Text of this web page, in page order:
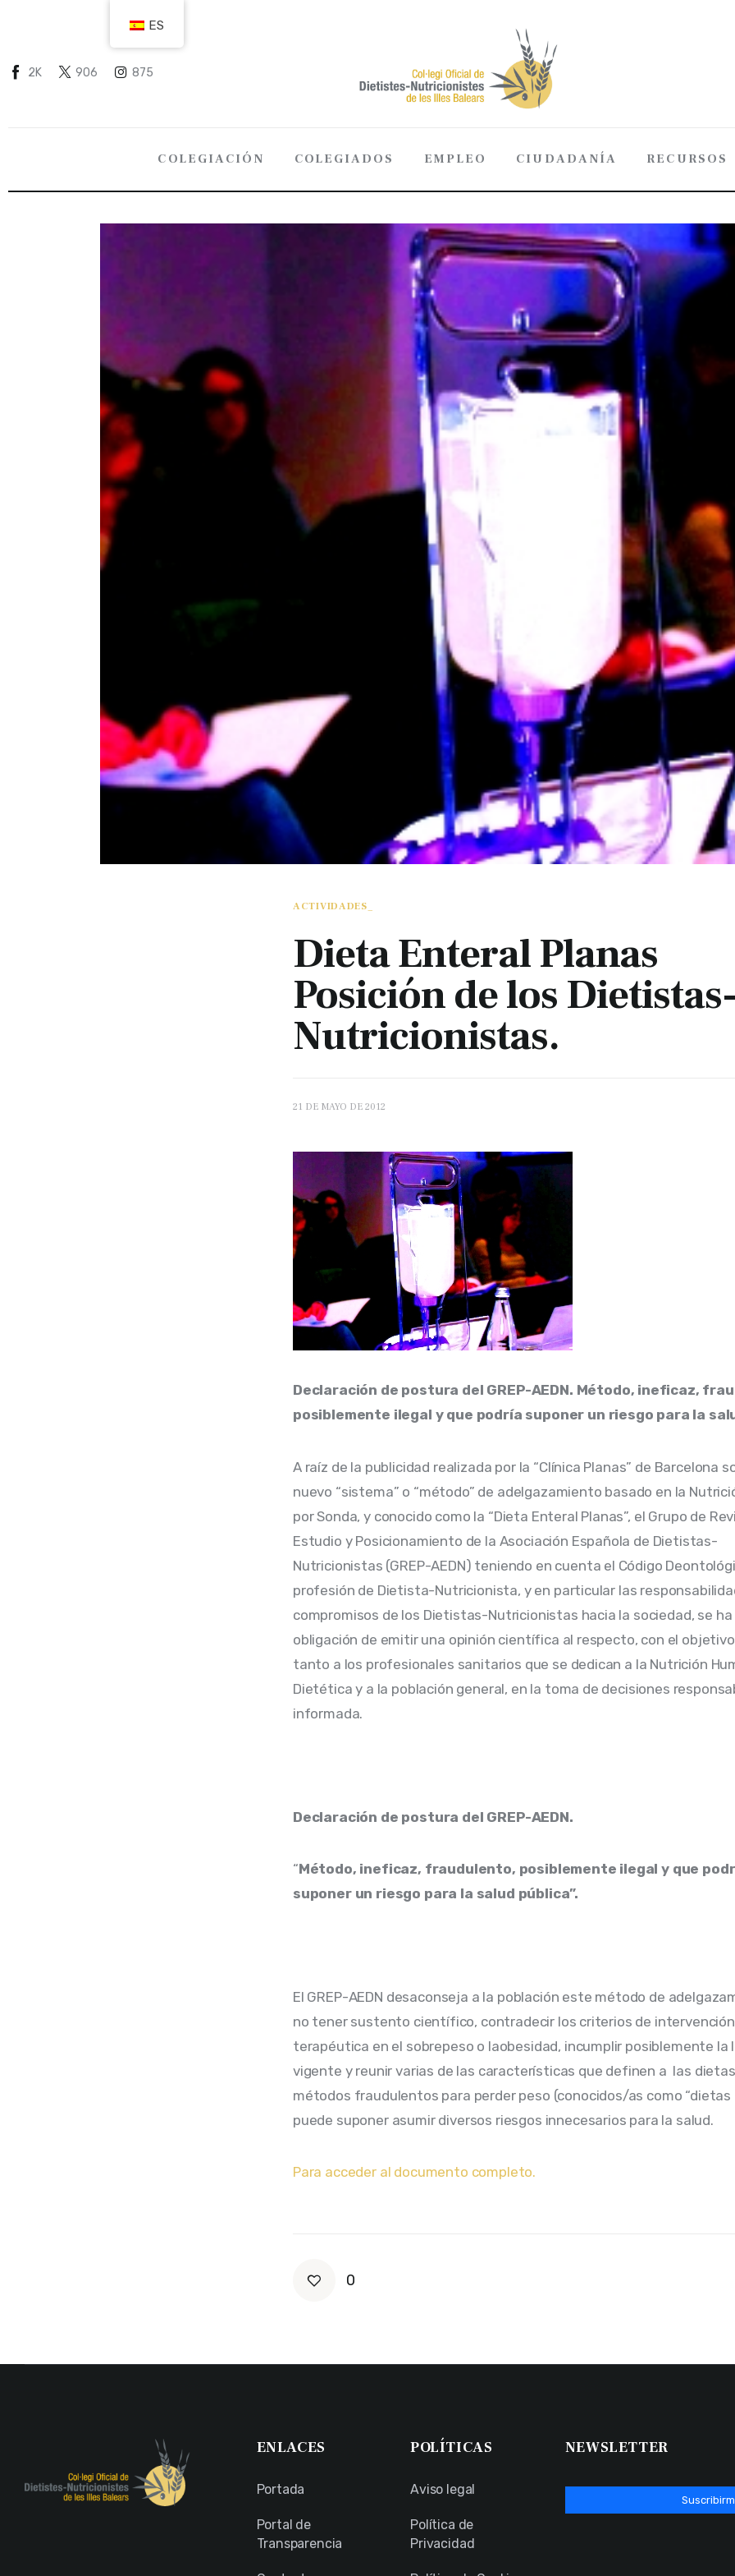
2K 906 875
COLEGIACIÓN COLEGIADOS EMPLEO CIUDADANÍA RECURSOS
COLEGIACIÓN COLEGIADOS EMPLEO CIUDADANÍA RECURSOS
COLEGIADOS
TRANSPARENCIA
ACTIVIDADES_
Dieta Enteral Planas
Posición de los
Nutricionistas.
21 DE MAYO DE 2012
Declaración de postura del GREP-AEDN. Método, ineficaz,
posiblemente ilegal y que podría suponer un riesgo para la
A raíz de la publicidad realizada por la “Clínica Planas” de Barcelona
nuevo “sistema” o “método” de adelgazamiento basado en la
por Sonda, y conocido como la “Dieta Enteral Planas”, el Grupo de
Estudio y Posicionamiento de la Asociación Española de Dietistas-
Nutricionistas (GREP-AEDN) teniendo en cuenta el Código
profesión de Dietista-Nutricionista, y en particular las
compromisos de los Dietistas-Nutricionistas hacia la sociedad, se
obligación de emitir una opinión científica al respecto, con el
tanto a los profesionales sanitarios que se dedican a la Nutrición
Dietética y a la población general, en la toma de decisiones
informada.
Declaración de postura del GREP-AEDN.
“Método, ineficaz, fraudulento, posiblemente ilegal y que
suponer un riesgo para la salud pública”.
El GREP-AEDN desaconseja a la población este método de
no tener sustento científico, contradecir los criterios de
terapéutica en el sobrepeso o laobesidad, incumplir posiblemente la
vigente y reunir varias de las características que definen a  las
métodos fraudulentos para perder peso (conocidos/as como “dietas
puede suponer asumir diversos riesgos innecesarios para la salud.
Para acceder al documento completo.
0
ENLACES
Portada
Portal de
Transparencia
POLÍTICAS
Aviso legal
Política de
Privacidad
NEWSLETTER
ES